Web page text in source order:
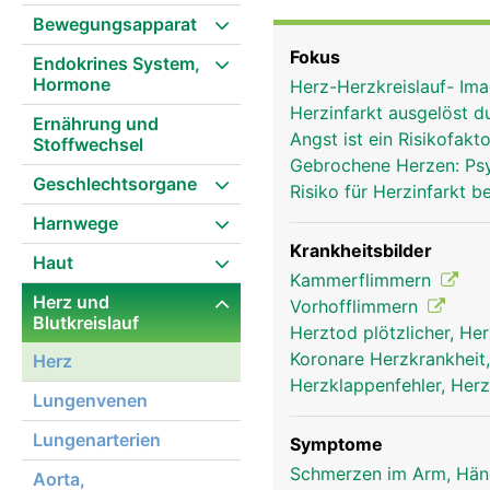
Bewegungsapparat
Endokrines System,
Hormone
Ernährung und
Stoffwechsel
Geschlechtsorgane
Harnwege
Haut
Herz und
Blutkreislauf
Herz
Lungenvenen
Lungenarterien
Aorta,
und geschützt vom
wird von einem
Mechanisch betrachtet
schlagen, aber durch
einer rechten und
einer grösseren
in die richtige Richtung
eines zwischen der
zwischen der linken
dass das Blut nur in
spezielles
Herzschlag besteht
Vorhöfe zusammen
die Vorhöfe erneut mit
und Nährstoffen
Fokus
Herz-Herzkreislauf-
Herzinfarkt ausgelöst
Angst ist ein
Gebrochene Herzen:
Risiko für Herzinfarkt
Krankheitsbilder
Kammerflimmern
Vorhofflimmern
Herztod plötzlicher,
Koronare
Herzklappenfehler,
Symptome
Schmerzen im Arm,